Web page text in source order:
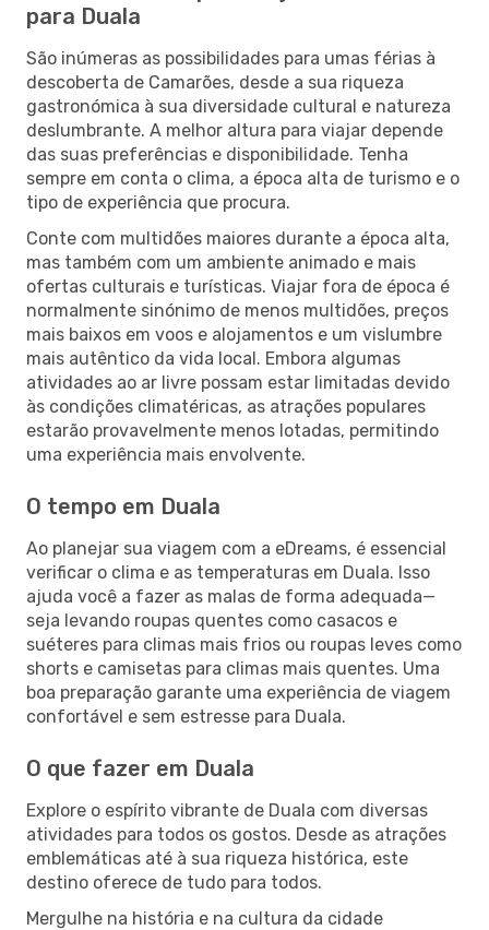
para Duala
São inúmeras as possibilidades para umas férias à
descoberta de Camarões, desde a sua riqueza
gastronómica à sua diversidade cultural e natureza
deslumbrante. A melhor altura para viajar depende
das suas preferências e disponibilidade. Tenha
sempre em conta o clima, a época alta de turismo e o
tipo de experiência que procura.
Conte com multidões maiores durante a época alta,
mas também com um ambiente animado e mais
ofertas culturais e turísticas. Viajar fora de época é
normalmente sinónimo de menos multidões, preços
mais baixos em voos e alojamentos e um vislumbre
mais autêntico da vida local. Embora algumas
atividades ao ar livre possam estar limitadas devido
às condições climatéricas, as atrações populares
estarão provavelmente menos lotadas, permitindo
uma experiência mais envolvente.
O tempo em Duala
Ao planejar sua viagem com a eDreams, é essencial
verificar o clima e as temperaturas em Duala. Isso
ajuda você a fazer as malas de forma adequada—
seja levando roupas quentes como casacos e
suéteres para climas mais frios ou roupas leves como
shorts e camisetas para climas mais quentes. Uma
boa preparação garante uma experiência de viagem
confortável e sem estresse para Duala.
O que fazer em Duala
Explore o espírito vibrante de Duala com diversas
atividades para todos os gostos. Desde as atrações
emblemáticas até à sua riqueza histórica, este
destino oferece de tudo para todos.
Mergulhe na história e na cultura da cidade